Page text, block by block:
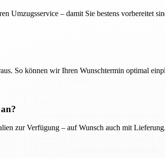
Umzugsservice – damit Sie bestens vorbereitet
So können wir Ihren Wunschtermin optimal
zur Verfügung – auf Wunsch auch mit Lieferung.